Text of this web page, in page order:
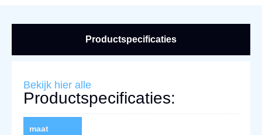
Productspecificaties
Bekijk hier alle
Productspecificaties:
maat